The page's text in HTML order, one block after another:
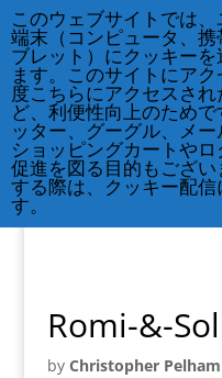
Romi-&-
by Christopher Pelham
このウェブサイトでは
端末（コンピュータ、携
ブレット）にクッキーを
ます。このサイトにア
度こちらにアクセスさ
ど、利便性向上のため
ッター、グーグル、メ
ショッピングカートや
促進を図る目的もござ
する際は、クッキー配
す。